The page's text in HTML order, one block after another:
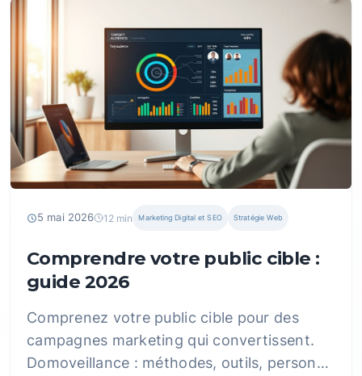
📅
5 mai 2026 12 min Marketing Digital et SEO Stratégie Web
Comprendre votre public cible :
guide 2026
Comprenez votre public cible pour des
campagnes marketing qui convertissent.
Domoveillance : méthodes, outils, personas